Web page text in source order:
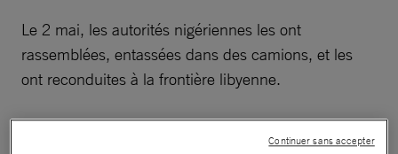
Le 2 mai, les autorités nigériennes les ont
rassemblées, entassées dans des camions, et les
ont reconduites à la frontière libyenne.
Continuer sans accepter